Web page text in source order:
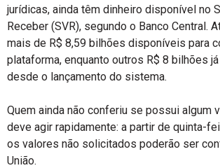
jurídicas, ainda têm dinheiro disponível no
Receber (SVR), segundo o Banco Central.
mais de R$ 8,59 bilhões disponíveis para
plataforma, enquanto outros R$ 8 bilhões
desde o lançamento do sistema.
Quem ainda não conferiu se possui algum
deve agir rapidamente: a partir de quinta-
os valores não solicitados poderão ser
União.